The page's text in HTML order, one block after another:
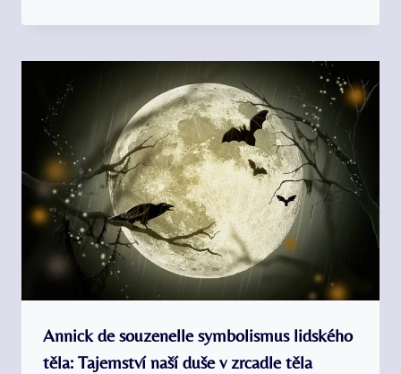
Annick de souzenelle symbolismus lidského
těla: Tajemství naší duše v zrcadle těla